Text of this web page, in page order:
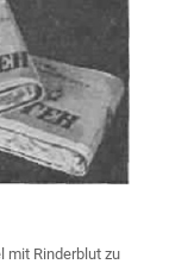
mit Rinderblut zu